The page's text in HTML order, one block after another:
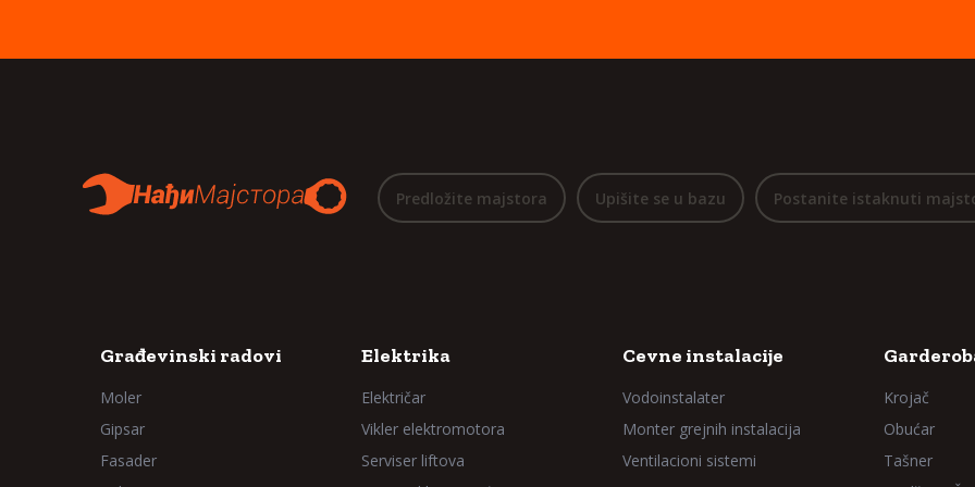
Predložite majstora Upišite se u bazu Postanite istaknuti
Građevinski radovi
Moler
Gipsar
Fasader
Elektrika
Električar
Vikler elektromotora
Serviser liftova
Cevne instalacije
Vodoinstalater
Monter grejnih instalacija
Ventilacioni sistemi
Krojač
Obućar
Tašner